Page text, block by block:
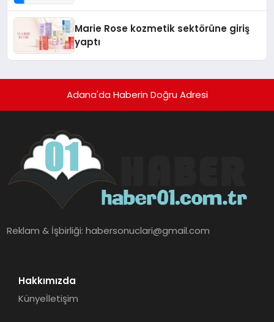
Marie Rose kozmetik sektörüne giriş
yaptı
Adana'da Haberin Doğru Adresi
Reklam & İşbirliği:habersonuclari@gmail.com
Hakkımızda
Künyeİletişim